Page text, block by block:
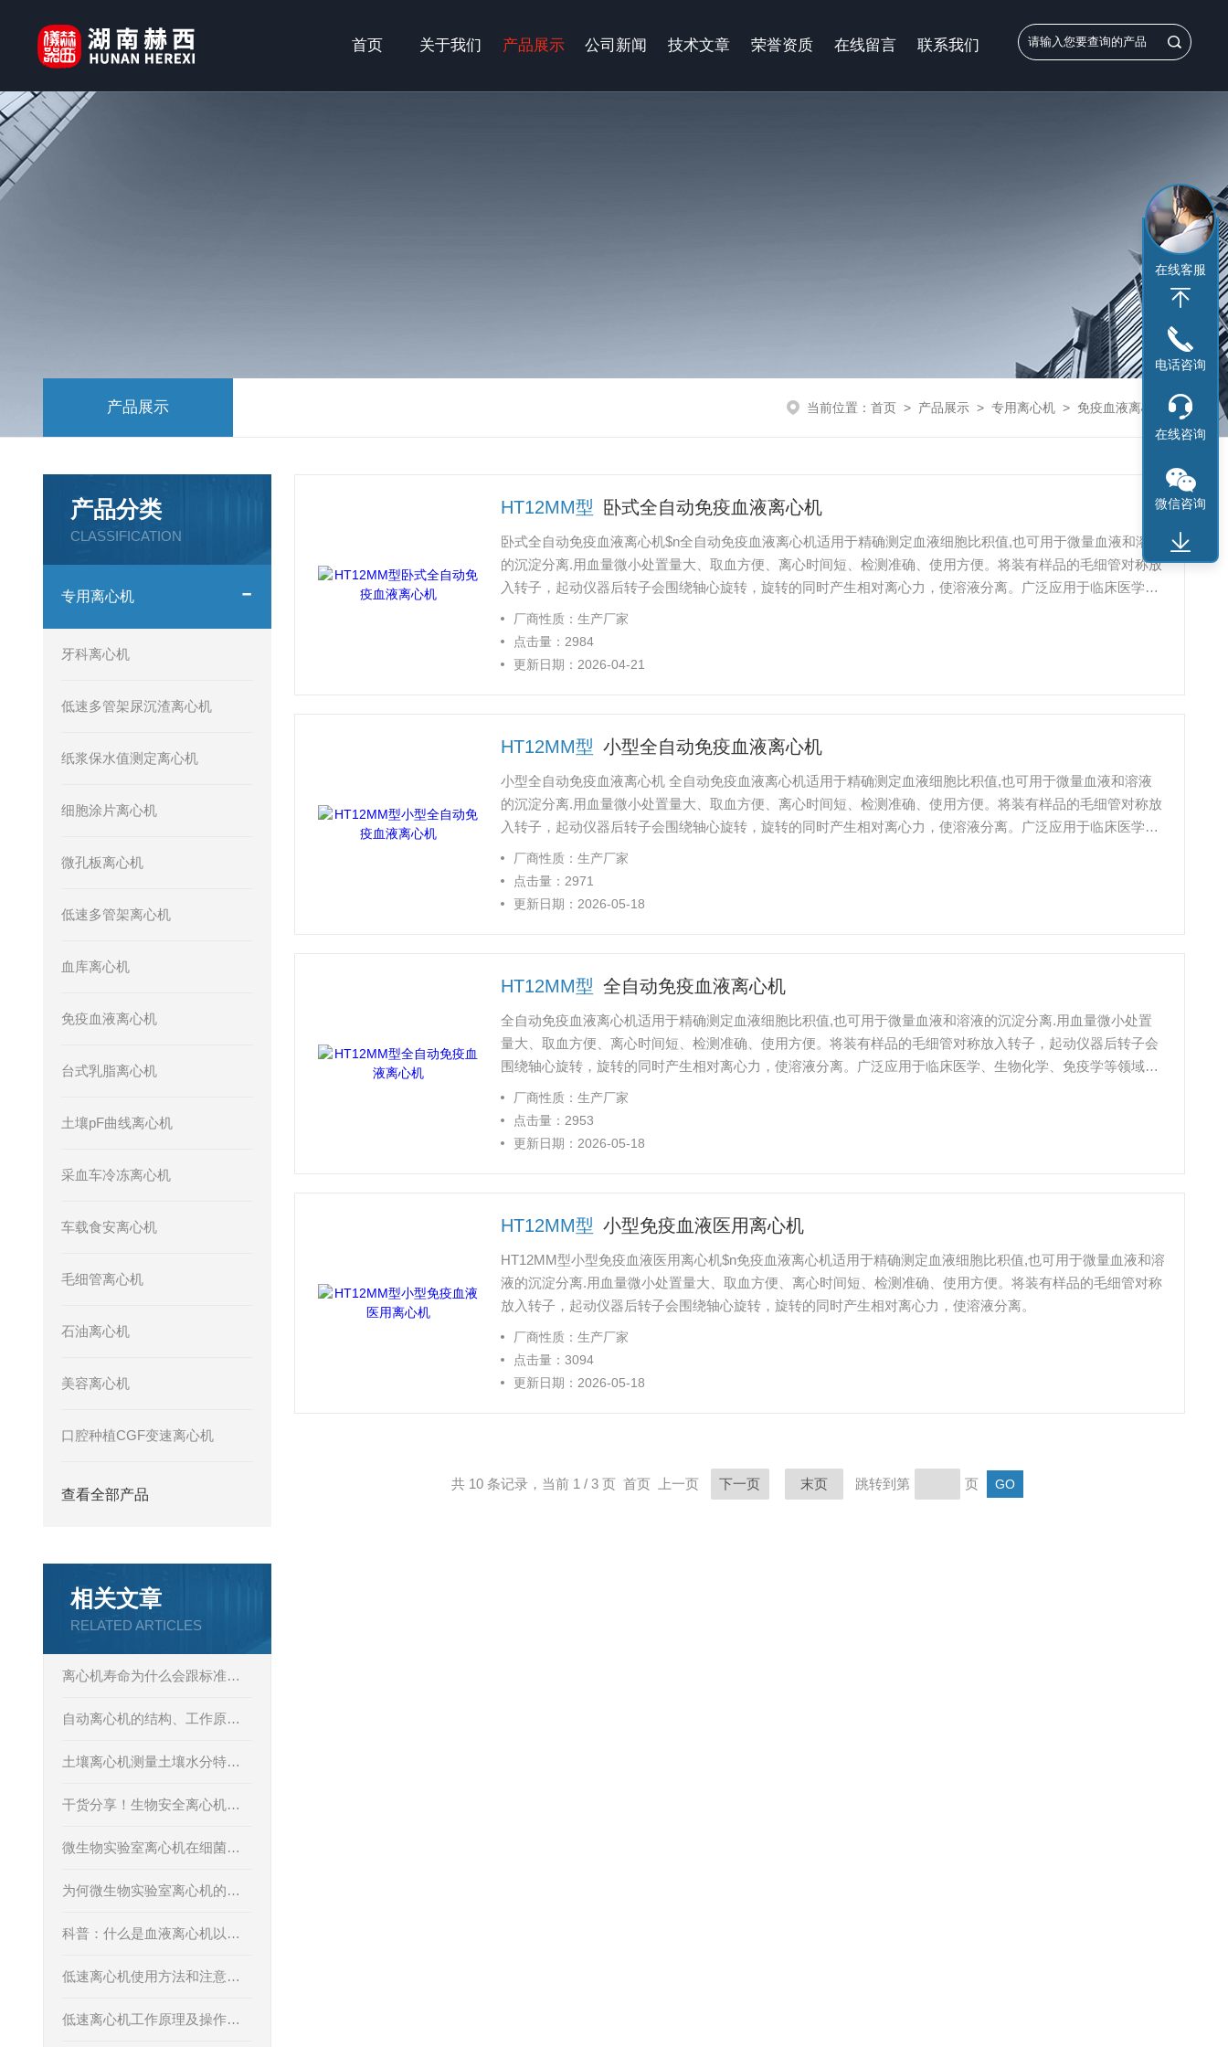
首页 关于我们 产品展示 公司新闻 技术文章 荣誉资质 在线留言 联系我们
产品展示 当前位置： 首页> 产品展示> 专用离心机> 免疫血液离心机
产品分类
CLASSIFICATION
专用离心机
牙科离心机
低速多管架尿沉渣离心机
纸浆保水值测定离心机
细胞涂片离心机
微孔板离心机
低速多管架离心机
血库离心机
免疫血液离心机
台式乳脂离心机
土壤pF曲线离心机
采血车冷冻离心机
车载食安离心机
毛细管离心机
石油离心机
美容离心机
口腔种植CGF变速离心机
查看全部产品
相关文章
RELATED ARTICLES
离心机寿命为什么会跟标准有差距
自动离心机的结构、工作原理与使用注意事项
土壤离心机测量土壤水分特征曲线的方法及应用意义
干货分享！生物安全离心机的使用步骤
微生物实验室离心机在细菌、酵母收集中的应用
为何微生物实验室离心机的价格差距如此之大？
科普：什么是血液离心机以及“它”的作用
低速离心机使用方法和注意事项
低速离心机工作原理及操作注意事项
HT12MM型 卧式全自动免疫血液离心机
卧式全自动免疫血液离心机$n全自动免疫血液离心机适用于精确测定血液细胞比积值,也可用于微量血液和溶液
的沉淀分离.用血量微小处置量大、取血方便、离心时间短、检测准确、使用方便。将装有样品的毛细管对称放
入转子，起动仪器后转子会围绕轴心旋转，旋转的同时产生相对离心力，使溶液分离。广泛应用于临床医学、
生物化学、免疫学等领域，是实验室中用于离心沉淀的常规仪器。
厂商性质：生产厂家
点击量：2984
更新日期：2026-04-21
HT12MM型 小型全自动免疫血液离心机
小型全自动免疫血液离心机 全自动免疫血液离心机适用于精确测定血液细胞比积值,也可用于微量血液和溶液
的沉淀分离.用血量微小处置量大、取血方便、离心时间短、检测准确、使用方便。将装有样品的毛细管对称放
入转子，起动仪器后转子会围绕轴心旋转，旋转的同时产生相对离心力，使溶液分离。广泛应用于临床医学、
生物化学、免疫学等领域，是实验室中用于离心沉淀的常规仪器。
厂商性质：生产厂家
点击量：2971
更新日期：2026-05-18
HT12MM型 全自动免疫血液离心机
全自动免疫血液离心机适用于精确测定血液细胞比积值,也可用于微量血液和溶液的沉淀分离.用血量微小处置
量大、取血方便、离心时间短、检测准确、使用方便。将装有样品的毛细管对称放入转子，起动仪器后转子会
围绕轴心旋转，旋转的同时产生相对离心力，使溶液分离。广泛应用于临床医学、生物化学、免疫学等领域，
是实验室中用于离心沉淀的常规仪器。
厂商性质：生产厂家
点击量：2953
更新日期：2026-05-18
HT12MM型 小型免疫血液医用离心机
HT12MM型小型免疫血液医用离心机$n免疫血液离心机适用于精确测定血液细胞比积值,也可用于微量血液和溶
液的沉淀分离.用血量微小处置量大、取血方便、离心时间短、检测准确、使用方便。将装有样品的毛细管对称
放入转子，起动仪器后转子会围绕轴心旋转，旋转的同时产生相对离心力，使溶液分离。
厂商性质：生产厂家
点击量：3094
更新日期：2026-05-18
共 10 条记录，当前 1 / 3 页 首页 上一页 下一页 末页 跳转到第 页
在线客服
电话咨询
在线咨询
微信咨询